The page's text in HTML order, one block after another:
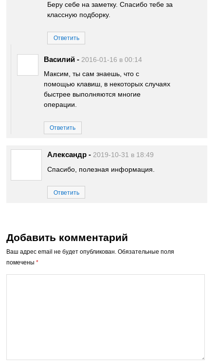
Беру себе на заметку. Спасибо тебе за
классную подборку.
Ответить
Василий - 2016-01-16 в 00:14
Максим, ты сам знаешь, что с
помощью клавиш, в некоторых случаях
быстрее выполняются многие
операции.
Ответить
Александр - 2019-10-31 в 18:49
Спасибо, полезная информация.
Ответить
Добавить комментарий
Ваш адрес email не будет опубликован. Обязательные поля
помечены*